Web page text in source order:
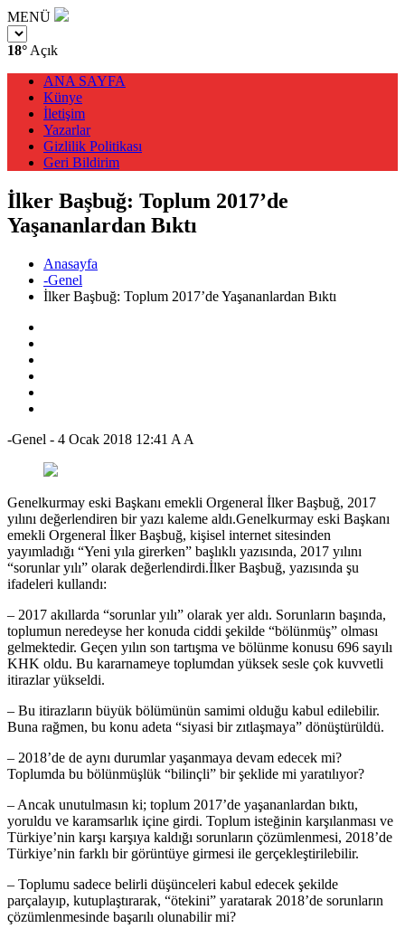
MENÜ
18° Açık
ANA SAYFA
Künye
İletişim
Yazarlar
Gizlilik Politikası
Geri Bildirim
İlker Başbuğ: Toplum 2017’de
Yaşananlardan Bıktı
Anasayfa
-Genel
İlker Başbuğ: Toplum 2017’de Yaşananlardan Bıktı
-Genel - 4 Ocak 2018 12:41 A A
Genelkurmay eski Başkanı emekli Orgeneral İlker Başbuğ, 2017
yılını değerlendiren bir yazı kaleme aldı.Genelkurmay eski Başkanı
emekli Orgeneral İlker Başbuğ, kişisel internet sitesinden
yayımladığı “Yeni yıla girerken” başlıklı yazısında, 2017 yılını
“sorunlar yılı” olarak değerlendirdi.İlker Başbuğ, yazısında şu
ifadeleri kullandı:
– 2017 akıllarda “sorunlar yılı” olarak yer aldı. Sorunların başında,
toplumun neredeyse her konuda ciddi şekilde “bölünmüş” olması
gelmektedir. Geçen yılın son tartışma ve bölünme konusu 696 sayılı
KHK oldu. Bu kararnameye toplumdan yüksek sesle çok kuvvetli
itirazlar yükseldi.
– Bu itirazların büyük bölümünün samimi olduğu kabul edilebilir.
Buna rağmen, bu konu adeta “siyasi bir zıtlaşmaya” dönüştürüldü.
– 2018’de de aynı durumlar yaşanmaya devam edecek mi?
Toplumda bu bölünmüşlük “bilinçli” bir şeklide mi yaratılıyor?
– Ancak unutulmasın ki; toplum 2017’de yaşananlardan bıktı,
yoruldu ve karamsarlık içine girdi. Toplum isteğinin karşılanması ve
Türkiye’nin karşı karşıya kaldığı sorunların çözümlenmesi, 2018’de
Türkiye’nin farklı bir görüntüye girmesi ile gerçekleştirilebilir.
– Toplumu sadece belirli düşünceleri kabul edecek şekilde
parçalayıp, kutuplaştırarak, “ötekini” yaratarak 2018’de sorunların
çözümlenmesinde başarılı olunabilir mi?